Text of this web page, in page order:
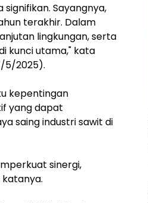
Sayangnya,
terakhir. Dalam
lingkungan, serta
kunci utama," kata
5/2025).
kepentingan
yang dapat
saing industri sawit di
sinergi,